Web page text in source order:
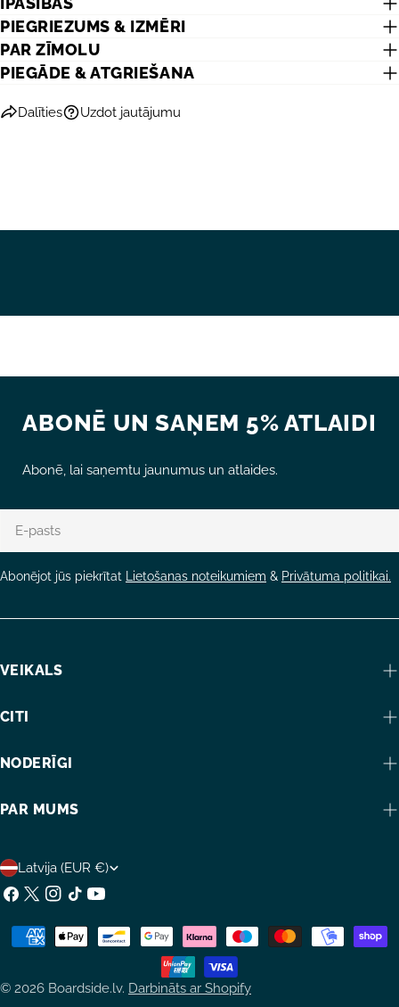
PIEGRIEZUMS & IZMĒRI
PAR ZĪMOLU
PIEGĀDE & ATGRIEŠANA
Dalīties Uzdot jautājumu
Lauki, kas atzīmēti ar *, ir obligāti.
NOSŪTĪT JAUTĀJUMU
ABONĒ UN SAŅEM 5% ATLAIDI
Abonē, lai saņemtu jaunumus un atlaides.
pasts
Abonējot jūs piekrītat Lietošanas noteikumiem & Privātuma politikai.
VEIKALS
CITI
NODERĪGI
PAR MUMS
V
A
L
S
T
Latvija (EUR €)
Facebook
X
Instagram
TikTokYouTube
© 2026 Boardside.lv. Darbināts ar Shopify
Maksājumu